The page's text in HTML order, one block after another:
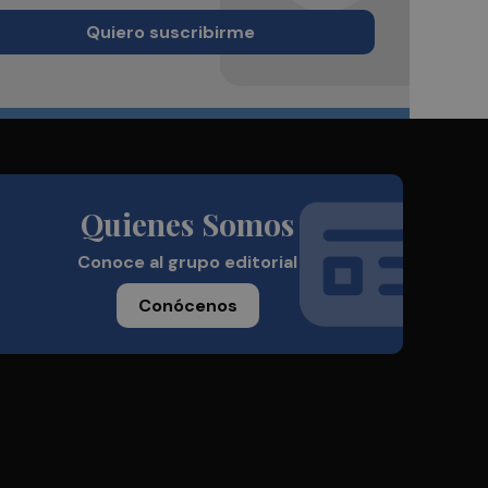
Quiero suscribirme
Quienes Somos
Conoce al grupo editorial
Conócenos